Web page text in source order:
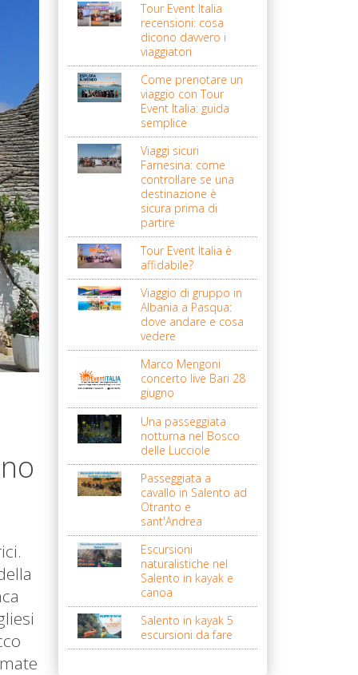
Tour Event Italia
recensioni: cosa
dicono davvero i
viaggiatori
Come prenotare un
viaggio con Tour
Event Italia: guida
semplice
Viaggi sicuri
Farnesina: come
controllare se una
destinazione è
sicura prima di
partire
Tour Event Italia è
affidabile?
Viaggio di gruppo in
Albania a Pasqua:
dove andare e cosa
vedere
Marco Mengoni
concerto live Bari 28
giugno
Una passeggiata
notturna nel Bosco
delle Lucciole
Passeggiata a
cavallo in Salento ad
Otranto e
sant'Andrea
Escursioni
naturalistiche nel
Salento in kayak e
canoa
Salento in kayak 5
escursioni da fare